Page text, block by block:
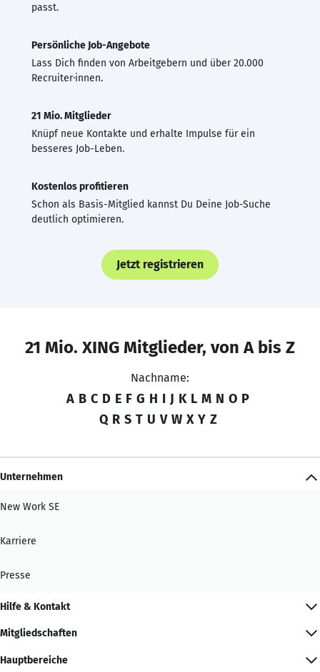
passt.
Persönliche Job-Angebote
Lass Dich finden von Arbeitgebern und über 20.000
Recruiter·innen.
21 Mio. Mitglieder
Knüpf neue Kontakte und erhalte Impulse für ein
besseres Job-Leben.
Kostenlos profitieren
Schon als Basis-Mitglied kannst Du Deine Job-Suche
deutlich optimieren.
Jetzt registrieren
21 Mio. XING Mitglieder, von A bis Z
Nachname:
A B C D E F G H I J K L M N O P
Q R S T U V W X Y Z
Unternehmen
New Work SE
Karriere
Presse
Hilfe & Kontakt
Mitgliedschaften
Hauptbereiche